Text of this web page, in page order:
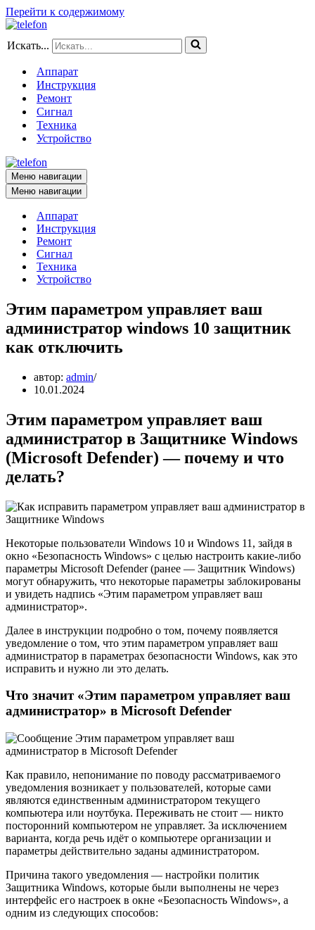
Перейти к содержимому
Искать...
Аппарат
Инструкция
Ремонт
Сигнал
Техника
Устройство
Меню навигации
Меню навигации
Аппарат
Инструкция
Ремонт
Сигнал
Техника
Устройство
Этим параметром управляет ваш
администратор windows 10 защитник
как отключить
автор: admin
10.01.2024
Этим параметром управляет ваш
администратор в Защитнике Windows
(Microsoft Defender) — почему и что
делать?
Некоторые пользователи Windows 10 и Windows 11, зайдя в
окно «Безопасность Windows» с целью настроить какие-либо
параметры Microsoft Defender (ранее — Защитник Windows)
могут обнаружить, что некоторые параметры заблокированы
и увидеть надпись «Этим параметром управляет ваш
администратор».
Далее в инструкции подробно о том, почему появляется
уведомление о том, что этим параметром управляет ваш
администратор в параметрах безопасности Windows, как это
исправить и нужно ли это делать.
Что значит «Этим параметром управляет ваш
администратор» в Microsoft Defender
Как правило, непонимание по поводу рассматриваемого
уведомления возникает у пользователей, которые сами
являются единственным администратором текущего
компьютера или ноутбука. Переживать не стоит — никто
посторонний компьютером не управляет. За исключением
варианта, когда речь идёт о компьютере организации и
параметры действительно заданы администратором.
Причина такого уведомления — настройки политик
Защитника Windows, которые были выполнены не через
интерфейс его настроек в окне «Безопасность Windows», а
одним из следующих способов: